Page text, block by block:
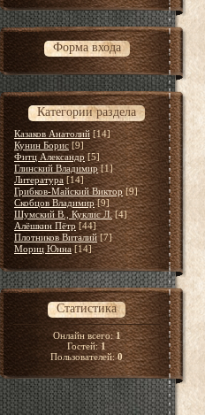
Форма входа
Категории раздела
Казаков Анатолий [14]
Кунин Борис [9]
Фитц Александр [5]
Глинский Владимир [1]
Литература [14]
Грибков-Майский Виктор [9]
Скобцов Владимир [9]
Шумский В., Куклис Л. [4]
Алёшкин Пётр [44]
Плотников Виталий [7]
Мориц Юнна [14]
Статистика
Онлайн всего:1
Гостей:1
Пользователей:0